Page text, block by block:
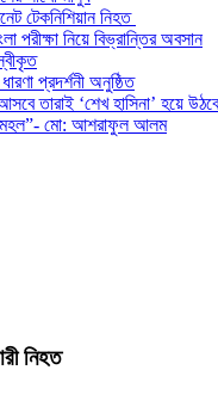
টেকনিশিয়ান নিহত
পরীক্ষা নিয়ে বিভ্রান্তির অবসান
প্রদর্শনী অনুষ্ঠিত
তারাই ‘শেখ হাসিনা’ হয়ে
মহল”- মো: আশরাফুল আলম
নিহত